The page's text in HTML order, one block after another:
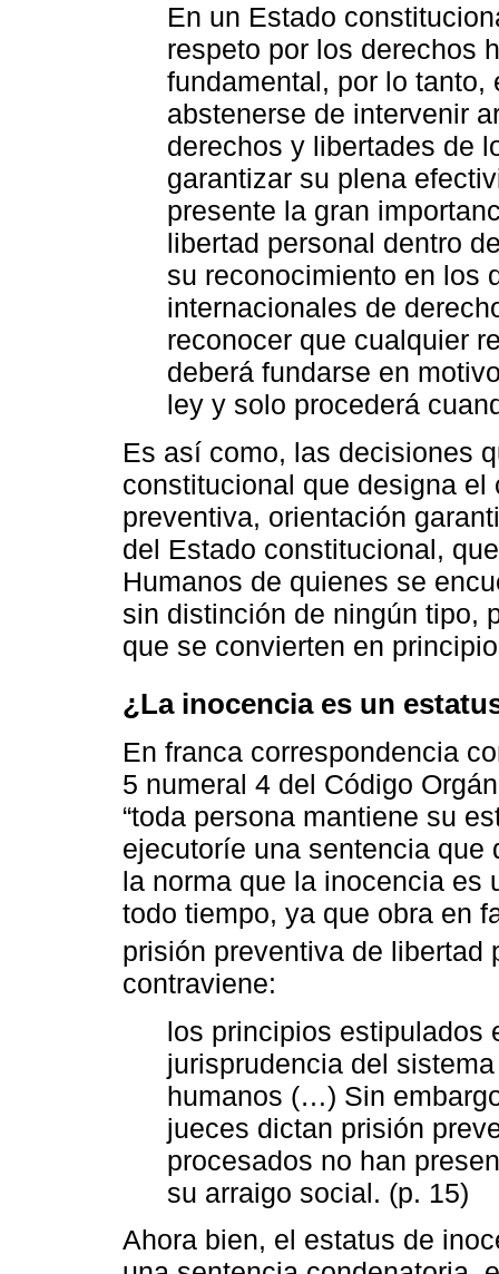
En un Estado
respeto por los derechos
fundamental, por lo
abstenerse de intervenir
derechos y libertades de
garantizar su plena
presente la gran
libertad personal dentro
su reconocimiento en los
internacionales de
reconocer que cualquier
deberá fundarse en
ley y solo procederá
Es así como, las decisiones
constitucional que designa
preventiva, orientación
del Estado constitucional,
Humanos de quienes se
sin distinción de ningún tipo,
que se convierten en
¿La inocencia es un
En franca correspondencia
5 numeral 4 del Código
“toda persona mantiene su
ejecutoríe una sentencia que
la norma que la inocencia es
todo tiempo, ya que obra en
prisión preventiva de libertad
contraviene:
los principios estipulados
jurisprudencia del
humanos (…) Sin
jueces dictan prisión
procesados no han
su arraigo social. (p. 15)
Ahora bien, el estatus de